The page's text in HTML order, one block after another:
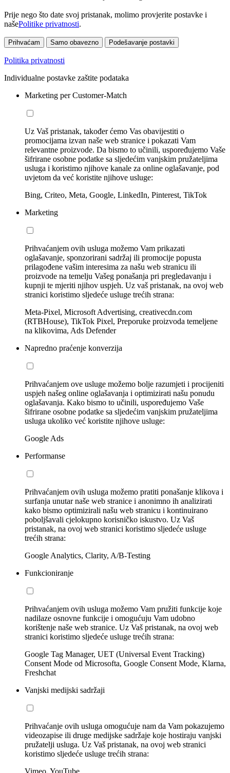
Prije nego što date svoj pristanak, molimo provjerite postavke i
našePolitike privatnosti.
Prihvaćam Samo obavezno Podešavanje postavki
Politika privatnosti
Individualne postavke zaštite podataka
Marketing per Customer-Match
Uz Vaš pristanak, također ćemo Vas obavijestiti o
promocijama izvan naše web stranice i pokazati Vam
relevantne proizvode. Da bismo to učinili, uspoređujemo Vaše
šifrirane osobne podatke sa sljedećim vanjskim pružateljima
usluga i koristimo njihove kanale za online oglašavanje, pod
uvjetom da već koristite njihove usluge:
Bing, Criteo, Meta, Google, LinkedIn, Pinterest, TikTok
Marketing
Prihvaćanjem ovih usluga možemo Vam prikazati
oglašavanje, sponzorirani sadržaj ili promocije popusta
prilagođene vašim interesima za našu web stranicu ili
proizvode na temelju Vašeg ponašanja pri pregledavanju i
kupnji te mjeriti njihov uspjeh. Uz vaš pristanak, na ovoj web
stranici koristimo sljedeće usluge trećih strana:
Meta-Pixel, Microsoft Advertising, creativecdn.com
(RTBHouse), TikTok Pixel, Preporuke proizvoda temeljene
na klikovima, Ads Defender
Napredno praćenje konverzija
Prihvaćanjem ove usluge možemo bolje razumjeti i procijeniti
uspjeh našeg online oglašavanja i optimizirati našu ponudu
oglašavanja. Kako bismo to učinili, uspoređujemo Vaše
šifrirane osobne podatke sa sljedećim vanjskim pružateljima
usluga ukoliko već koristite njihove usluge:
Google Ads
Performanse
Prihvaćanjem ovih usluga možemo pratiti ponašanje klikova i
surfanja unutar naše web stranice i anonimno ih analizirati
kako bismo optimizirali našu web stranicu i kontinuirano
poboljšavali cjelokupno korisničko iskustvo. Uz Vaš
pristanak, na ovoj web stranici koristimo sljedeće usluge
trećih strana:
Google Analytics, Clarity, A/B-Testing
Funkcioniranje
Prihvaćanjem ovih usluga možemo Vam pružiti funkcije koje
nadilaze osnovne funkcije i omogućuju Vam udobno
korištenje naše web stranice. Uz Vaš pristanak, na ovoj web
stranici koristimo sljedeće usluge trećih strana:
Google Tag Manager, UET (Universal Event Tracking)
Consent Mode od Microsofta, Google Consent Mode, Klarna,
Freshchat
Vanjski medijski sadržaji
Prihvaćanje ovih usluga omogućuje nam da Vam pokazujemo
videozapise ili druge medijske sadržaje koje hostiraju vanjski
pružatelji usluga. Uz Vaš pristanak, na ovoj web stranici
koristimo sljedeće usluge trećih strana:
Vimeo, YouTube